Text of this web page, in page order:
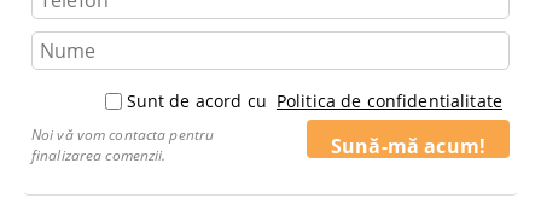
Sunt de acord cu Politica de confidentialitate
Noi vă vom contacta pentru
finalizarea comenzii.